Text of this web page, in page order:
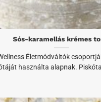
Sós-karamellás krémes
Életmódváltók
használta alapnak.